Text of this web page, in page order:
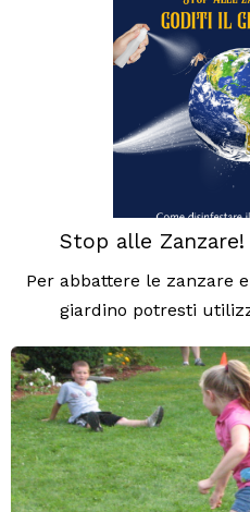
Stop alle
Per abbattere le zanzare
giardino potresti